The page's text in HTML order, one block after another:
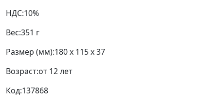
Вес:351 г
Размер (мм):
Возраст:от 12 лет
Код:137868
Описание